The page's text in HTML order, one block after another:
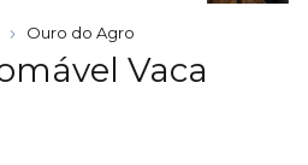
Ouro do Agro
Vaca